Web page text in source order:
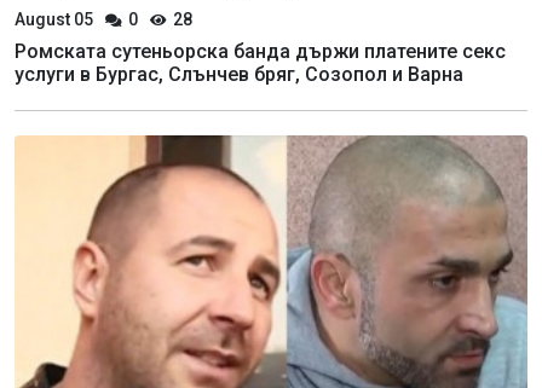
August 05 0 28
Ромската сутеньорска банда държи платените секс
услуги в Бургас, Слънчев бряг, Созопол и Варна